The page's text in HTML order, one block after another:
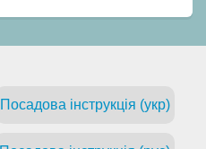
Посадова інструкція (укр)